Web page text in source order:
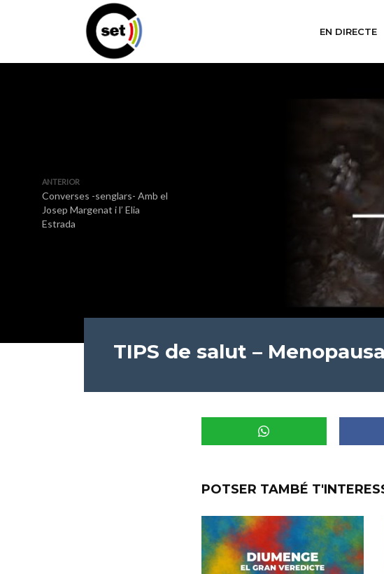
EN DIRECTE
ANTERIOR
Converses -senglars- Amb el
Josep Margenat i l’ Elia
Estrada
TIPS de salut – Menopausa
POTSER TAMBÉ